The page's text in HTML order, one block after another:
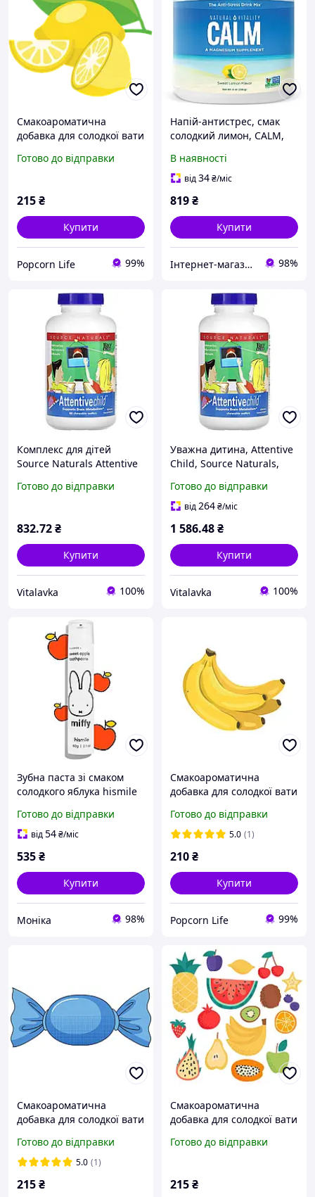
Смакоароматична
добавка для солодкої вати
Готово до відправки
215₴
Купити
Popcorn Life 99%
Напій-антистрес, смак
солодкий лимон, CALM,
Natural Vitality, 226 гр
В наявності
від34₴/міс
819₴
Купити
Інтернет-магазин спортивного харчування у Вінниці «Kings Nutrition» 98%
Комплекс для дітей
Source Naturals Attentive
жувальних таблеток
Готово до відправки
832.72₴
Купити
Vitalavka 100%
Уважна дитина, Attentive
Child, Source Naturals,
жувальних таблеток yY.
Готово до відправки
від264₴/міс
1 586.48₴
Купити
Vitalavka 100%
Зубна паста зі смаком
солодкого яблука hismile
Готово до відправки
від54₴/міс
535₴
Купити
Моніка 98%
Смакоароматична
добавка для солодкої вати
Готово до відправки
5.0 (1)
210₴
Купити
Popcorn Life 99%
Смакоароматична
добавка для солодкої вати
Готово до відправки
5.0 (1)
215₴
Смакоароматична
добавка для солодкої вати
250г
Готово до відправки
215₴